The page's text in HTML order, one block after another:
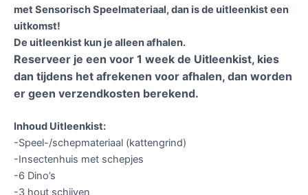
met Sensorisch Speelmateriaal, dan is de uitleenkist een
uitkomst!
De uitleenkist kun je alleen afhalen.
Reserveer je een voor 1 week de Uitleenkist, kies
dan tijdens het afrekenen voor afhalen, dan worden
er geen verzendkosten berekend.
Inhoud Uitleenkist:
-Speel-/schepmateriaal (kattengrind)
-Insectenhuis met schepjes
-6 Dino’s
-3 hout schijven